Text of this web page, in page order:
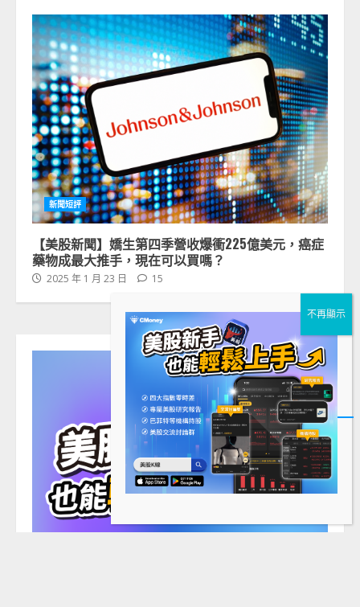
新聞短評
【美股新聞】嬌生第四季營收爆衝225億美元，癌症
藥物成最大推手，現在可以買嗎？
2025 年 1 月 23 日 15